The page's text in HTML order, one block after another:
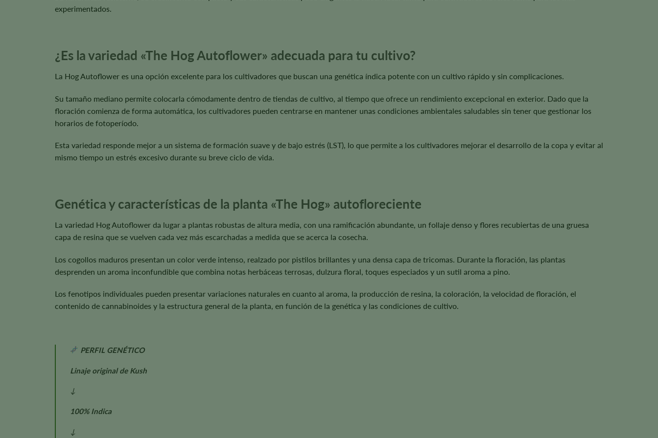
experimentados.
¿Es la variedad «The Hog Autoflower» adecuada para tu cultivo?
La Hog Autoflower es una opción excelente para los cultivadores que buscan una genética índica potente con un cultivo rápido y sin complicaciones.
Su tamaño mediano permite colocarla cómodamente dentro de tiendas de cultivo, al tiempo que ofrece un rendimiento excepcional en exterior. Dado que la
floración comienza de forma automática, los cultivadores pueden centrarse en mantener unas condiciones ambientales saludables sin tener que gestionar los
horarios de fotoperíodo.
Esta variedad responde mejor a un sistema de formación suave y de bajo estrés (LST), lo que permite a los cultivadores mejorar el desarrollo de la copa y evitar al
mismo tiempo un estrés excesivo durante su breve ciclo de vida.
Genética y características de la planta «The Hog» autofloreciente
La variedad Hog Autoflower da lugar a plantas robustas de altura media, con una ramificación abundante, un follaje denso y flores recubiertas de una gruesa
capa de resina que se vuelven cada vez más escarchadas a medida que se acerca la cosecha.
Los cogollos maduros presentan un color verde intenso, realzado por pistilos brillantes y una densa capa de tricomas. Durante la floración, las plantas
desprenden un aroma inconfundible que combina notas herbáceas terrosas, dulzura floral, toques especiados y un sutil aroma a pino.
Los fenotipos individuales pueden presentar variaciones naturales en cuanto al aroma, la producción de resina, la coloración, la velocidad de floración, el
contenido de cannabinoides y la estructura general de la planta, en función de la genética y las condiciones de cultivo.
PERFIL GENÉTICO
Linaje original de Kush
↓
100% Indica
↓